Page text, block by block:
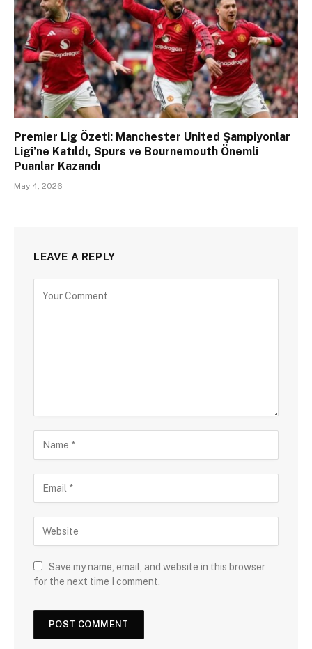
Premier Lig Özeti: Manchester United Şampiyonlar
Ligi’ne Katıldı, Spurs ve Bournemouth Önemli
Puanlar Kazandı
May 4, 2026
LEAVE A REPLY
Save my name, email, and website in this browser
for the next time I comment.